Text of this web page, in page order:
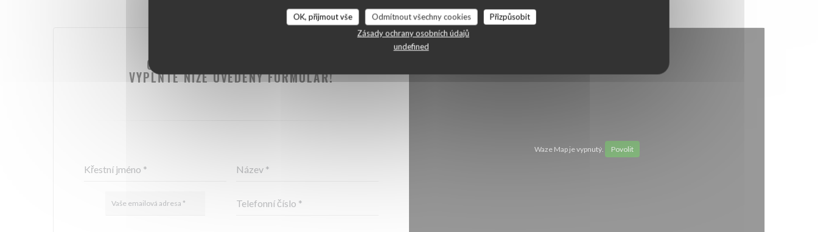
OK, přijmout vše Odmítnout všechny cookies
Přizpůsobit
Zásady ochrany osobních údajů
undefined
CHCETE NÁS KONTAKTOVAT ?
VYPLŇTE NÍŽE UVEDENÝ FORMULÁŘ!
Waze Map je vypnutý. Povolit